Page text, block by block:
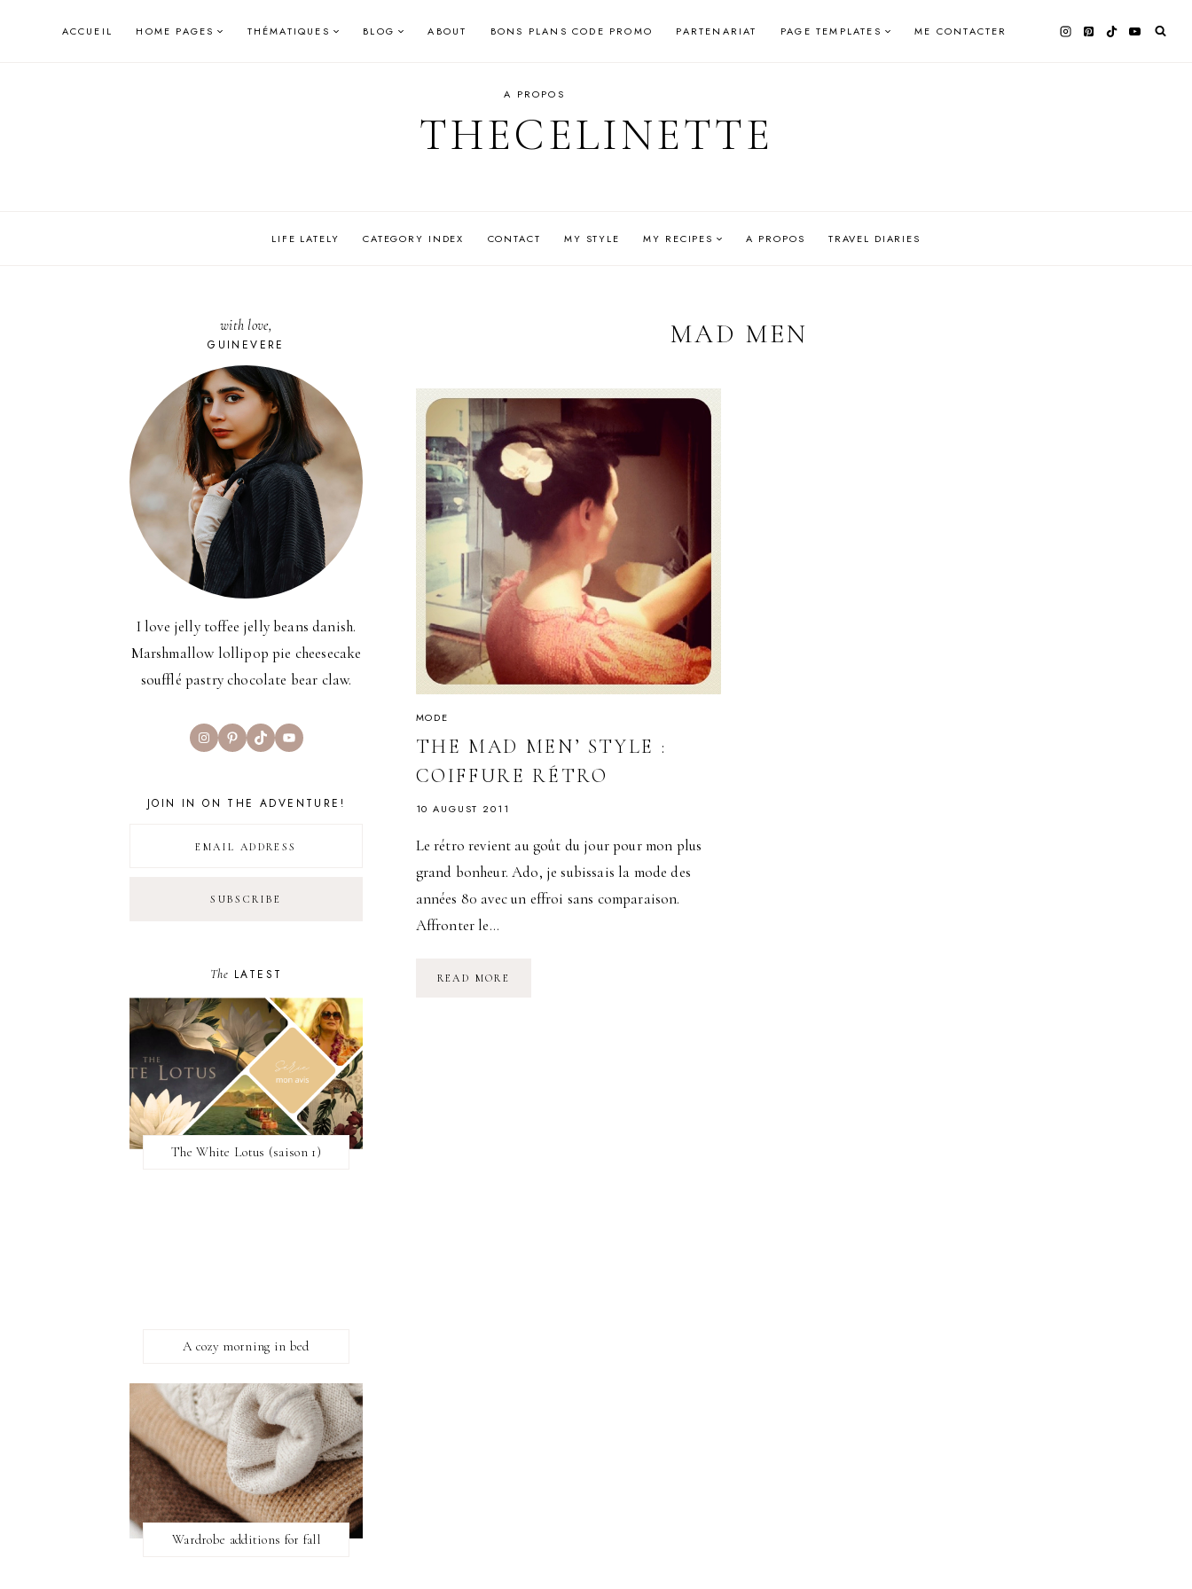
ACCUEIL HOME PAGES THÉMATIQUES BLOG ABOUT BONS PLANS CODE PROMO PARTENARIAT PAGE TEMPLATES ME CONTACTER
A PROPOS
THECELINETTE
LIFE LATELY CATEGORY INDEX CONTACT MY STYLE MY RECIPES A PROPOS TRAVEL DIARIES
MAD MEN
MODE
THE MAD MEN’ STYLE :
COIFFURE RÉTRO
10 AUGUST 2011
Le rétro revient au goût du jour pour mon plus
grand bonheur. Ado, je subissais la mode des
années 80 avec un effroi sans comparaison.
Affronter le…
READ MORE
with love,
GUINEVERE
I love jelly toffee jelly beans danish.
Marshmallow lollipop pie cheesecake
soufflé pastry chocolate bear claw.
InstagramPinterest
TikTokYouTube
JOIN IN ON THE ADVENTURE!
The LATEST
The White Lotus (saison 1)
A cozy morning in bed
Wardrobe additions for fall